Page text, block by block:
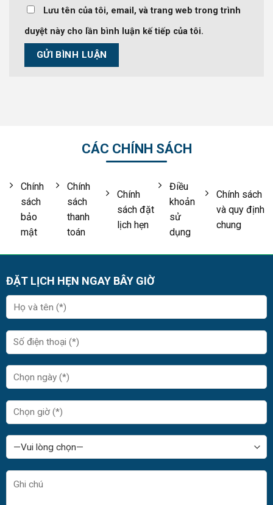
Lưu tên của tôi, email, và trang web trong trình
duyệt này cho lần bình luận kế tiếp của tôi.
CÁC CHÍNH SÁCH
Chính
sách
bảo
mật
Chính
sách
thanh
toán
Chính
sách đặt
lịch hẹn
Điều
khoản
sử
dụng
Chính sách
và quy định
chung
ĐẶT LỊCH HẸN NGAY BÂY GIỜ